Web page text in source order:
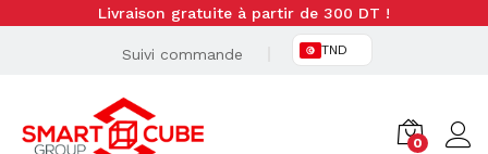
Livraison gratuite à partir de 300 DT !
Suivi commande TND
0